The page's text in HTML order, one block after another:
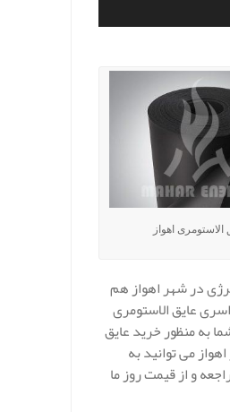
الاستومری اهواز
در شهر اهواز هم
عایق الاستومری
به منظور خرید عایق
می توانید به
و از قیمت روز ما